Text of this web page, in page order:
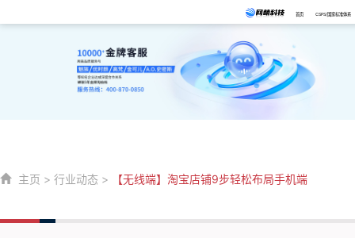
首页 CSPS/国家标准体系
主页 > 行业动态 > 【无线端】淘宝店铺9步轻松布局手机端